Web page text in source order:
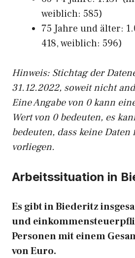
weiblich: 585)
75 Jahre und älter:
418, weiblich: 596)
Hinweis: Stichtag der
31.12.2022, soweit nicht
Eine Angabe von 0 kann
Wert von 0 bedeuten, es
bedeuten, dass keine
vorliegen.
Arbeitssituation in
Es gibt in Biederitz
und
Personen mit einem
von Euro.